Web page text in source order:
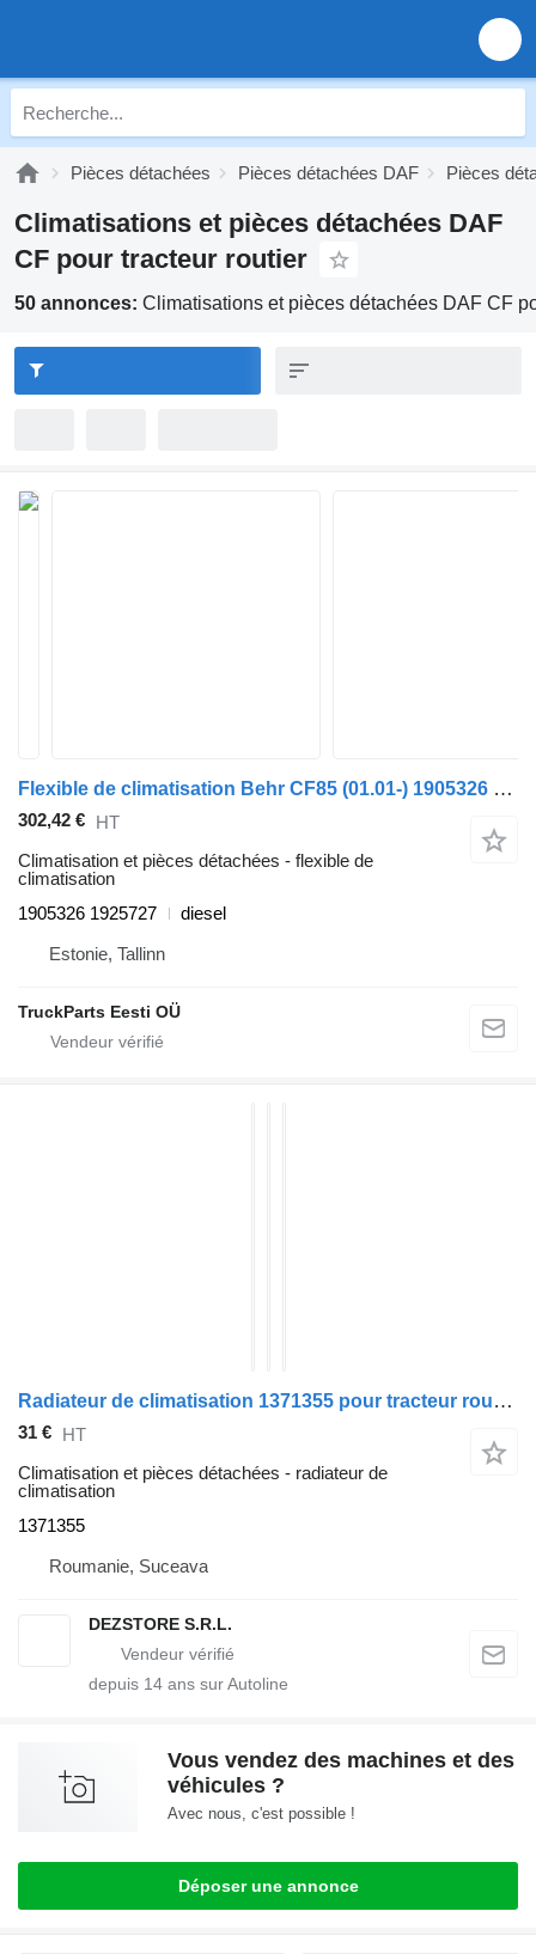
Pièces détachées Pièces détachées DAF Pièces
Climatisations et pièces détachées DAF
CF pour tracteur routier
50 annonces: Climatisations et pièces détachées DAF CF
Flexible de climatisation Behr CF85 (01.01-) 1905326 1925727 pour tracteur routier DAF LF45, LF55, LF180, CF65, CF75, CF85 (2001-)
302,42 € HT
Climatisation et pièces détachées - flexible de
climatisation
1905326 1925727
diesel
Estonie, Tallinn
TruckParts Eesti OÜ
Radiateur de climatisation 1371355 pour tracteur routier DAF CF85
31 € HT
Climatisation et pièces détachées - radiateur de
climatisation
1371355
Roumanie, Suceava
DEZSTORE S.R.L.
depuis 14 ans sur Autoline
Vous vendez des machines et des
véhicules ?
Avec nous, c'est possible !
Déposer une annonce